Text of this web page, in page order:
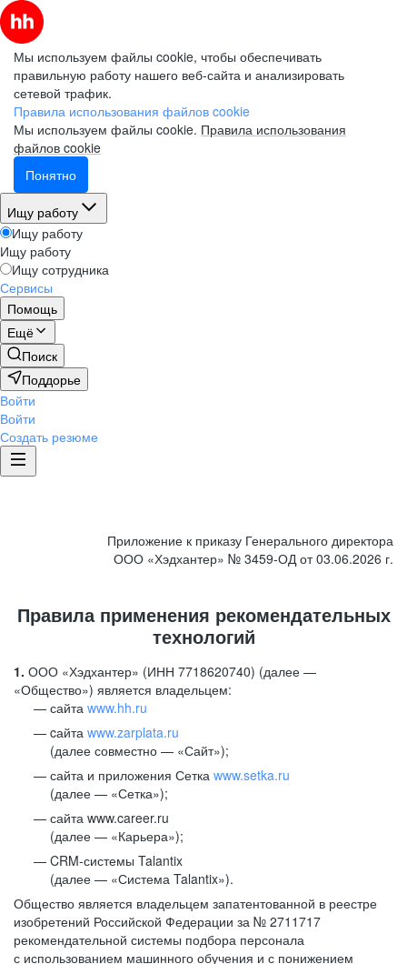
Мы используем файлы cookie, чтобы обеспечивать
правильную работу нашего веб-сайта и анализировать
сетевой трафик.
Правила использования файлов cookie
Мы используем файлы cookie. Правила использования
файлов cookie
Понятно
Ищу работу
Ищу работу
Ищу работу
Ищу сотрудника
Сервисы
Помощь
Ещё
Поиск
Поддорье
Войти
Войти
Создать резюме
Приложение к приказу Генерального директора
ООО «Хэдхантер» № 3459-ОД от 03.06.2026 г.
Правила применения рекомендательных
технологий
1. ООО «Хэдхантер» (ИНН 7718620740) (далее —
«Общество») является владельцем:
сайта www.hh.ru
cайта www.zarplata.ru
(далее совместно — «Сайт»);
сайта и приложения Сетка www.setka.ru
(далее — «Сетка»);
сайта www.career.ru
(далее — «Карьера»);
CRM-системы Talantix
(далее — «Система Talantix»).
Общество является владельцем запатентованной в реестре
изобретений Российской Федерации за № 2711717
рекомендательной системы подбора персонала
с использованием машинного обучения и с понижением